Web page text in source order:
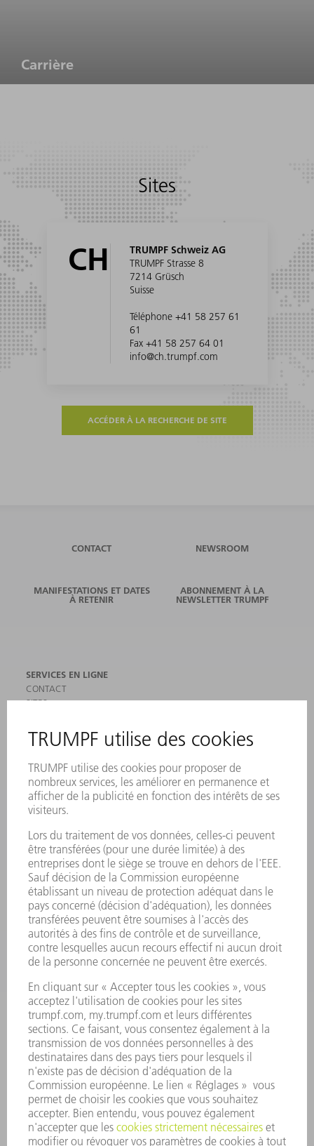
Carrière
Sites
CH
TRUMPF Schweiz AG
TRUMPF Strasse 8
7214 Grüsch
Suisse
Téléphone +41 58 257 61
61
Fax +41 58 257 64 01
info@ch.trumpf.com
ACCÉDER À LA RECHERCHE DE SITE
CONTACT NEWSROOM
MANIFESTATIONS ET DATES
À RETENIR
ABONNEMENT À LA
NEWSLETTER TRUMPF
SERVICES EN LIGNE
CONTACT
SITES
INSCRIPTION À LA NEWSLETTER
MYTRUMPF
PRODUITS
MACHINES & SYSTÈMES
LASER
ELECTRONIQUE DE PUISSANCE
OUTILS ÉLECTRIQUES
SMART FACTORY
LOGICIEL
SERVICES
APPLICATIONS
SECTEURS D'ACTIVITÉ
ENTREPRISE
CARRIÈRE
OFFRES D'EMPLOI
PROFIL DE L'ENTREPRISE
CONSEIL D'ADMINISTRATION
RAPPORT ANNUEL
PRINCIPES FONDAMENTAUX DE L'ENTREPRISE
CONFORMITÉ
SYSTÈME D'ALERTE
SÉCURITÉ
COMMUNIQUÉS DE PRESSE
MAGAZINE
DURABILITÉ
ENVIRONNEMENT ET CLIMAT
SOCIAL ET SOCIÉTÉ
GESTION D'ENTREPRISE